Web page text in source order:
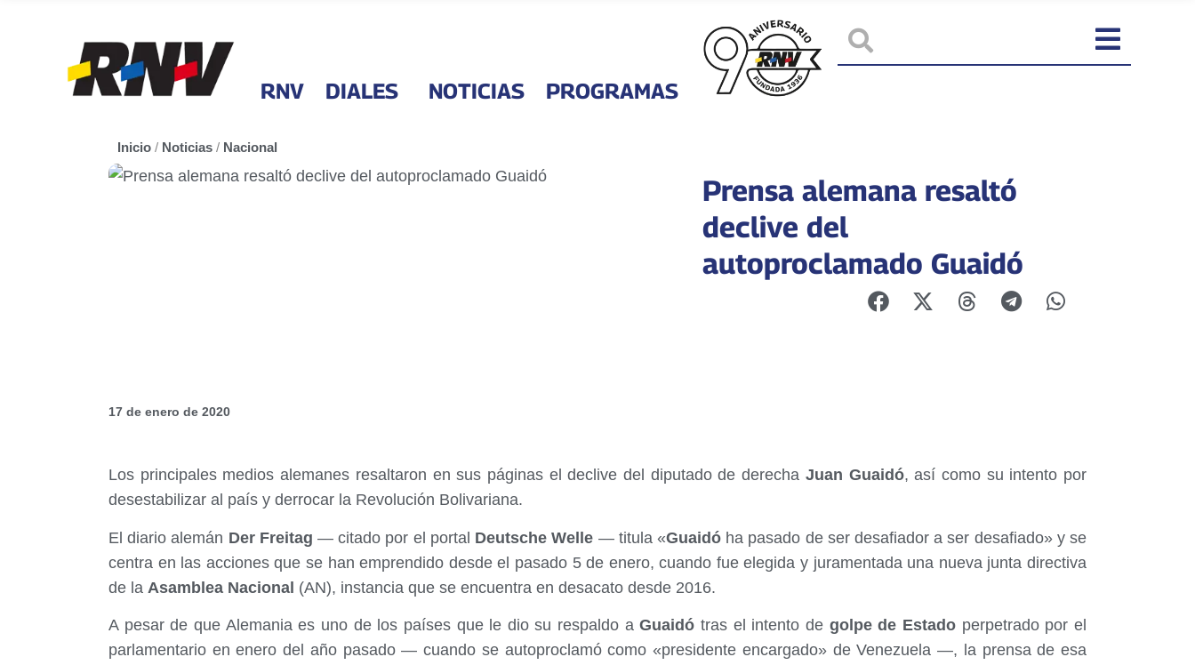
RNV DIALES NOTICIAS PROGRAMAS
Inicio / Noticias / Nacional
Prensa alemana resaltó
declive del
autoproclamado Guaidó
17 de enero de 2020
Los principales medios alemanes resaltaron en sus páginas el declive del diputado de derecha Juan Guaidó, así como su intento por
desestabilizar al país y derrocar la Revolución Bolivariana.
El diario alemán Der Freitag — citado por el portal Deutsche Welle — titula «Guaidóha pasado de ser desafiador a ser desafiado» y se
centra en las acciones que se han emprendido desde el pasado 5 de enero, cuando fue elegida y juramentada una nueva junta directiva
de la Asamblea Nacional (AN), instancia que se encuentra en desacato desde 2016.
A pesar de que Alemania es uno de los países que le dio su respaldo aGuaidó tras el intento de golpe de Estado perpetrado por el
parlamentario en enero del año pasado — cuando se autoproclamó como «presidente encargado» de Venezuela —, la prensa de esa